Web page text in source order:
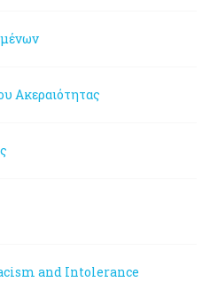
Ακεραιότητας
and Intolerance